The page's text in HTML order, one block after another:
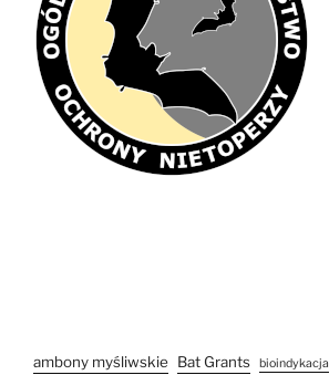
ambony myśliwskie Bat Grants bioindykacja